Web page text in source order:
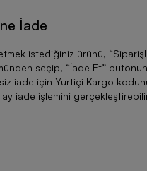
İade
istediğiniz ürünü, “
seçip, “İade Et”
iade için Yurtiçi Kargo
iade işlemini